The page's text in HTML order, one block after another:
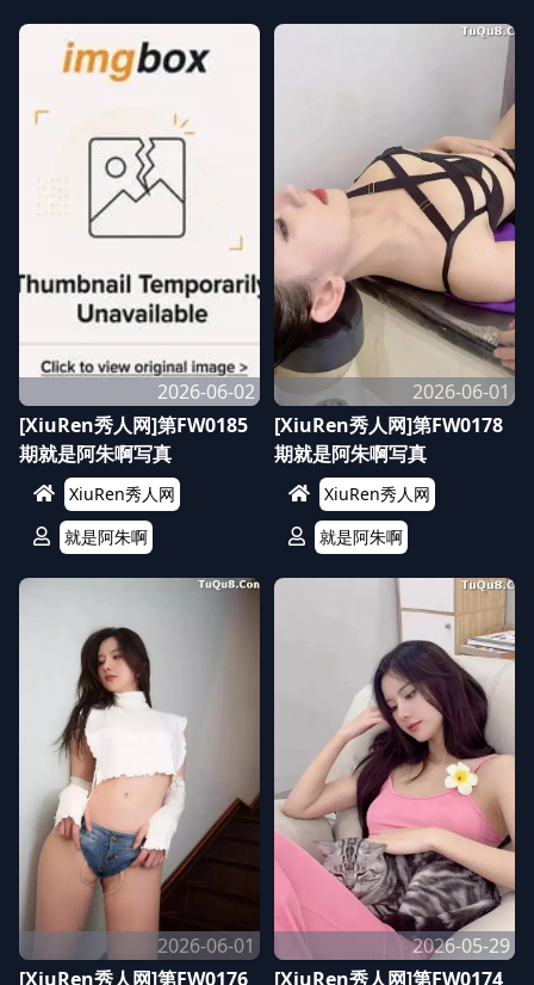
2026-06-02
[XiuRen秀人网]第FW0185
期就是阿朱啊写真
XiuRen秀人网
就是阿朱啊
2026-06-01
[XiuRen秀人网]第FW0178
期就是阿朱啊写真
XiuRen秀人网
就是阿朱啊
2026-06-01
[XiuRen秀人网]第FW0176
2026-05-29
[XiuRen秀人网]第FW0174